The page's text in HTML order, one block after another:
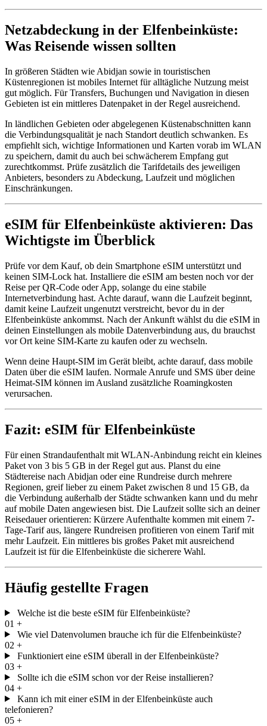
Netzabdeckung in der Elfenbeinküste:
Was Reisende wissen sollten
In größeren Städten wie Abidjan sowie in touristischen
Küstenregionen ist mobiles Internet für alltägliche Nutzung meist
gut möglich. Für Transfers, Buchungen und Navigation in diesen
Gebieten ist ein mittleres Datenpaket in der Regel ausreichend.
In ländlichen Gebieten oder abgelegenen Küstenabschnitten kann
die Verbindungsqualität je nach Standort deutlich schwanken. Es
empfiehlt sich, wichtige Informationen und Karten vorab im WLAN
zu speichern, damit du auch bei schwächerem Empfang gut
zurechtkommst. Prüfe zusätzlich die Tarifdetails des jeweiligen
Anbieters, besonders zu Abdeckung, Laufzeit und möglichen
Einschränkungen.
eSIM für Elfenbeinküste aktivieren: Das
Wichtigste im Überblick
Prüfe vor dem Kauf, ob dein Smartphone eSIM unterstützt und
keinen SIM-Lock hat. Installiere die eSIM am besten noch vor der
Reise per QR-Code oder App, solange du eine stabile
Internetverbindung hast. Achte darauf, wann die Laufzeit beginnt,
damit keine Laufzeit ungenutzt verstreicht, bevor du in der
Elfenbeinküste ankommst. Nach der Ankunft wählst du die eSIM in
deinen Einstellungen als mobile Datenverbindung aus, du brauchst
vor Ort keine SIM-Karte zu kaufen oder zu wechseln.
Wenn deine Haupt-SIM im Gerät bleibt, achte darauf, dass mobile
Daten über die eSIM laufen. Normale Anrufe und SMS über deine
Heimat-SIM können im Ausland zusätzliche Roamingkosten
verursachen.
Fazit: eSIM für Elfenbeinküste
Für einen Strandaufenthalt mit WLAN-Anbindung reicht ein kleines
Paket von 3 bis 5 GB in der Regel gut aus. Planst du eine
Städtereise nach Abidjan oder eine Rundreise durch mehrere
Regionen, greif lieber zu einem Paket zwischen 8 und 15 GB, da
die Verbindung außerhalb der Städte schwanken kann und du mehr
auf mobile Daten angewiesen bist. Die Laufzeit sollte sich an deiner
Reisedauer orientieren: Kürzere Aufenthalte kommen mit einem 7-
Tage-Tarif aus, längere Rundreisen profitieren von einem Tarif mit
mehr Laufzeit. Ein mittleres bis großes Paket mit ausreichend
Laufzeit ist für die Elfenbeinküste die sicherere Wahl.
Häufig gestellte Fragen
Welche ist die beste eSIM für Elfenbeinküste?
01 +
Wie viel Datenvolumen brauche ich für die Elfenbeinküste?
02 +
Funktioniert eine eSIM überall in der Elfenbeinküste?
03 +
Sollte ich die eSIM schon vor der Reise installieren?
04 +
Kann ich mit einer eSIM in der Elfenbeinküste auch
telefonieren?
05 +